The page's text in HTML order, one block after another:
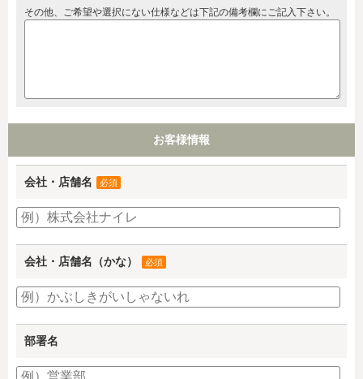
その他、ご希望や選択にない仕様などは下記の備考欄にご記入下さい。
お客様情報
会社・店舗名 必須
会社・店舗名（かな） 必須
部署名